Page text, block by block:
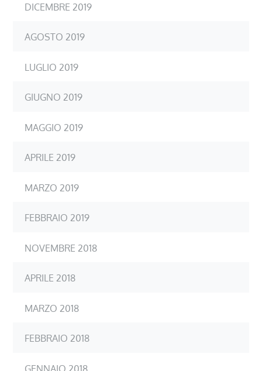
DICEMBRE 2019
AGOSTO 2019
LUGLIO 2019
GIUGNO 2019
MAGGIO 2019
APRILE 2019
MARZO 2019
FEBBRAIO 2019
NOVEMBRE 2018
APRILE 2018
MARZO 2018
FEBBRAIO 2018
GENNAIO 2018